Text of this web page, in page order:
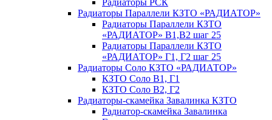
Радиаторы РСК
Радиаторы Параллели КЗТО «РАДИАТОР»
Радиаторы Параллели КЗТО
«РАДИАТОР» В1,В2 шаг 25
Радиаторы Параллели КЗТО
«РАДИАТОР» Г1, Г2 шаг 25
Радиаторы Соло КЗТО «РАДИАТОР»
КЗТО Соло В1, Г1
КЗТО Соло В2, Г2
Радиаторы-скамейка Завалинка КЗТО
Радиатор-скамейка Завалинка